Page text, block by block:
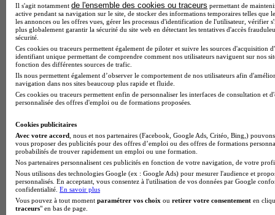
Note de 1 sur 5
Il s'agit notamment de l'ensemble des cookies ou traceurs permettant de
active pendant sa navigation sur le site, de stocker des informations temporaires telles que
les annonces ou les offres vues, gérer les processus d'identification de l'utilisateur, vérifier
plus globalement garantir la sécurité du site web en détectant les tentatives d'accès
sécurité.
Ces cookies ou traceurs permettent également de piloter et suivre les sources d'acquisition
identifiant unique permettant de comprendre comment nos utilisateurs naviguent sur nos
fonction des différentes sources de trafic.
Ils nous permettent également d’observer le comportement de nos utilisateurs afin
navigation dans nos sites beaucoup plus rapide et fluide.
Ces cookies ou traceurs permettent enfin de personnaliser les interfaces de consultation et
personnalisée des offres d'emploi ou de formations proposées.
Cookies publicitaires
Avec votre accord , nous et nos partenaires (Facebook, Google Ads, Critéo, Bing,)
vous proposer des publicités pour des offres d’emploi ou des offres de formations
probabilités de trouver rapidement un emploi ou une formation.
Nos partenaires personnalisent ces publicités en fonction de votre navigation, de votre
Nous utilisons des technologies Google (ex : Google Ads) pour mesurer l'audience et
personnalisés. En acceptant, vous consentez à l'utilisation de vos données par Google
confidentialité. En savoir plus
Vous pouvez à tout moment paramétrer vos choix ou retirer votre consentement en
traceurs" en bas de page.